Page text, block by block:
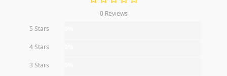
0 Reviews
5 Stars
4 Stars
3 Stars